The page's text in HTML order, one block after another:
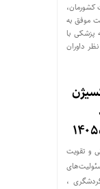
کشورمان،
موفق به
پزشکی با
داوران
و تقویت
،